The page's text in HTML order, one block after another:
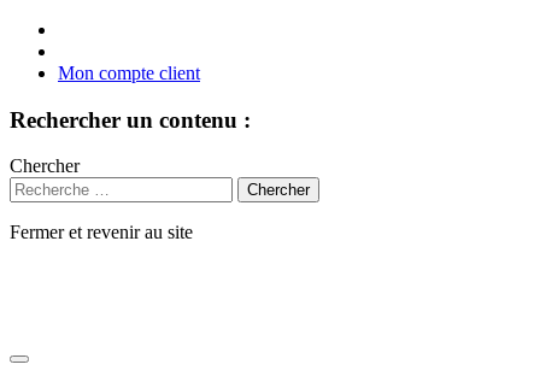
Mon compte client
Rechercher un contenu :
Chercher
Fermer et revenir au site